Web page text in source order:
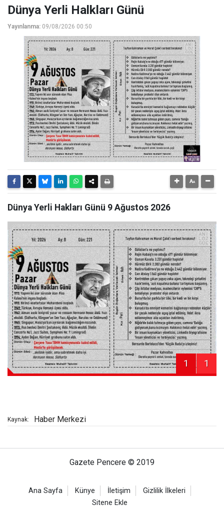
Dünya Yerli Halkları Günü
Yayınlanma: 09/08/2026 00:50
Dünya Yerli Hakları Günü 9 Ağustos 2026
1 1
Kaynak: Haber Merkezi
Gazete Pencere © 2019
Ana Sayfa Künye İletişim
Gizlilik İlkeleri
Sitene Ekle